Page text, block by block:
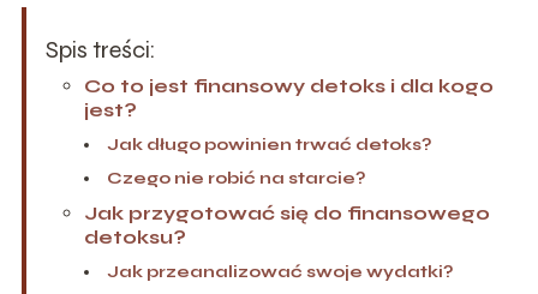
Spis treści:
Co to jest finansowy detoks i dla kogo
jest?
Jak długo powinien trwać detoks?
Czego nie robić na starcie?
Jak przygotować się do finansowego
detoksu?
Jak przeanalizować swoje wydatki?